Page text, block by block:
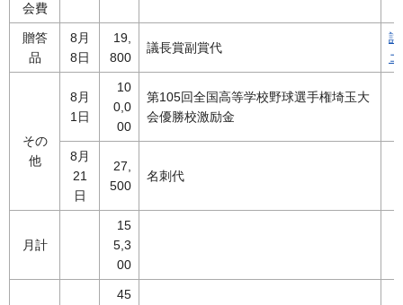
会費
贈答
品
8月
8日
19,
800
議長賞副賞代
その
他
8月
1日
10
0,0
00
第105回全国高等学校野球選手権埼玉大
会優勝校激励金
8月
21
日
27,
500
名刺代
月計
15
5,3
00
45